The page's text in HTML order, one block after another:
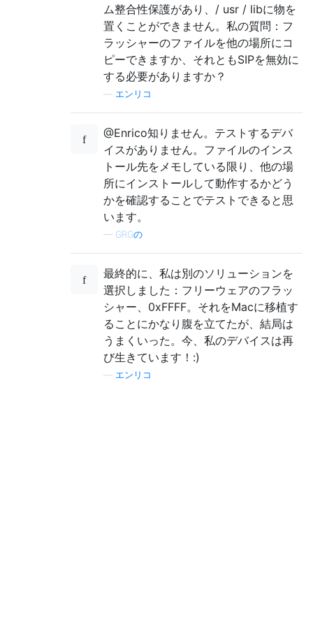
Installation of Maemo Flasher-3.5
  supported operating systems.
* SHORT DESCRIPTION
The Maemo Flasher-3.5 Tool is a
with Fremantle 5.x platform releases
with Maemo Diablo 4.1.x platform
Notice that older Maemo devices (like
releases may require a specific Flasher
Flasher-3.5 Tool is run from a Linux,
line tool, and it will send data and
  over USB.
2. flash Maemo device (N900 only)
3. unpack FIASCO image into separate
4. flash unpacked kernel or rootfs
5. change Mameo device into R&D mode
6. set and clear R&D flags for Maemo
7. boot Maemo device with additional
    8. and for many other purposes
ム整合性保護があり、/ usr / libに物を
置くことができません。私の質問：フ
ラッシャーのファイルを他の場所にコ
ピーできますか、それともSIPを無効に
する必要がありますか？
エンリコ
@Enrico知りません。テストするデバ
イスがありません。ファイルのインス
トール先をメモしている限り、他の場
所にインストールして動作するかどう
かを確認することでテストできると思
います。
— GRGの
最終的に、私は別のソリューションを
選択しました：フリーウェアのフラッ
シャー、0xFFFF。それをMacに移植す
ることにかなり腹を立てたが、結局は
うまくいった。今、私のデバイスは再
び生きています！:)
エンリコ